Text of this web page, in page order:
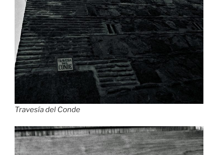
Travesía del Conde